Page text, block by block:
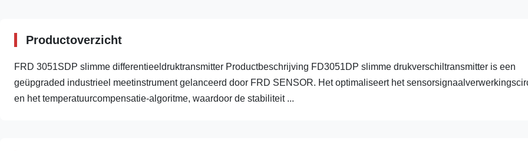
Productoverzicht
FRD 3051SDP slimme differentieeldruktransmitter Productbeschrijving FD3051DP slimme drukverschiltransmitter is een
geüpgraded industrieel meetinstrument gelanceerd door FRD SENSOR. Het optimaliseert het
en het temperatuurcompensatie-algoritme, waardoor de stabiliteit ...